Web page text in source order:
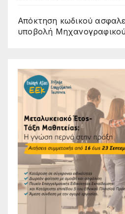
Απόκτηση κωδικού
υποβολή